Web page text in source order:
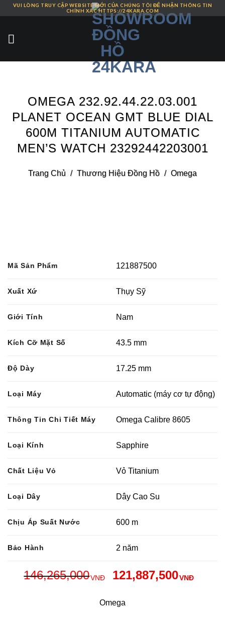
Skip
content
VUI LÒNG TRUY CẬP WEBSITE MỚI CỦA CHÚNG TÔI ĐỂ NHẬN THÔNG TIN
CHÍNH XÁC HTTPS://24KARA.COM
OMEGA 232.92.44.22.03.001
PLANET OCEAN GMT BLUE DIAL
600M TITANIUM AUTOMATIC
MEN’S WATCH 23292442203001
Trang Chủ / Thương Hiệu Đồng Hồ / Omega
Mã Sản Phẩm 121887500
Xuất Xứ Thụy Sỹ
Giới Tính Nam
Kích Cỡ Mặt Số 43.5 mm
Độ Dày 17.25 mm
Loại Máy Automatic (máy cơ tự động)
Thông Tin Chi Tiết Máy Omega Calibre 8605
Loại Kính Sapphire
Chất Liệu Vỏ Vỏ Titanium
Loại Dây Dây Cao Su
Chịu Áp Suất Nước 600 m
Bảo Hành 2 năm
146,265,000VNĐ 121,887,500VNĐ
Omega